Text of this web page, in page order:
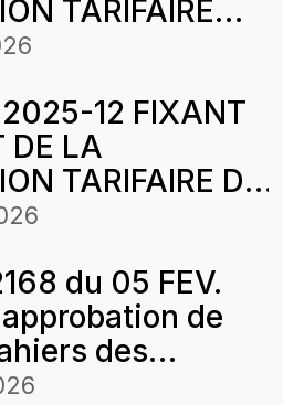
TARIFAIRE
DE MARS 2020
DANS LE
2025-12 FIXANT
DE LA
TARIFAIRE DU
2024 DE
CADRE DE
DES
du 05 FEV.
de
des
aux licences